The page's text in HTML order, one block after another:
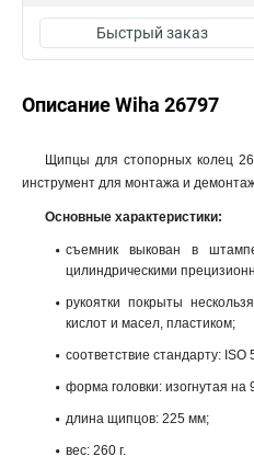
Быстрый заказ
Описание Wiha 26797
Щипцы для стопорных колец
инструмент для монтажа и
Основные характеристики:
съемник выкован в
цилиндрическими
рукоятки покрыты
кислот и масел, пластиком;
соответствие стандарту: ISO
форма головки: изогнутая на
длина щипцов: 225 мм;
вес: 260 г.